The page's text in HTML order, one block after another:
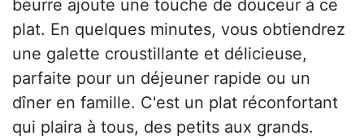
beurre ajoute une touche de douceur à ce
plat. En quelques minutes, vous obtiendrez
une galette croustillante et délicieuse,
parfaite pour un déjeuner rapide ou un
dîner en famille. C'est un plat réconfortant
qui plaira à tous, des petits aux grands.